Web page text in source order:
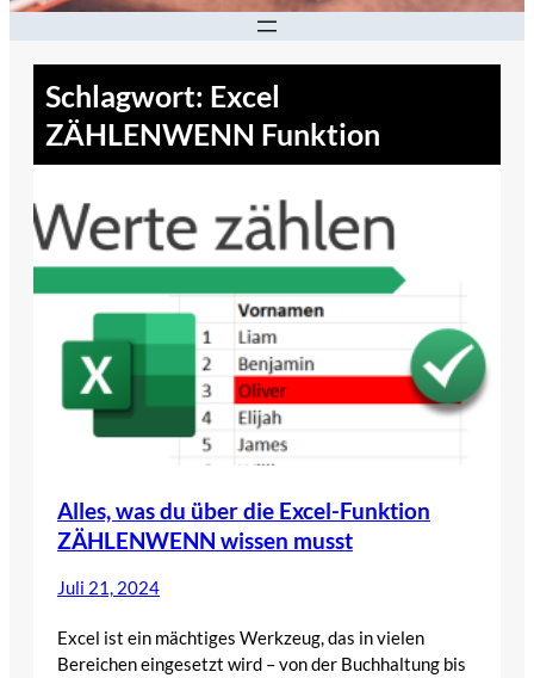
Schlagwort: Excel
ZÄHLENWENN Funktion
Alles, was du über die Excel-Funktion
ZÄHLENWENN wissen musst
Juli 21, 2024
Excel ist ein mächtiges Werkzeug, das in vielen
Bereichen eingesetzt wird – von der Buchhaltung bis